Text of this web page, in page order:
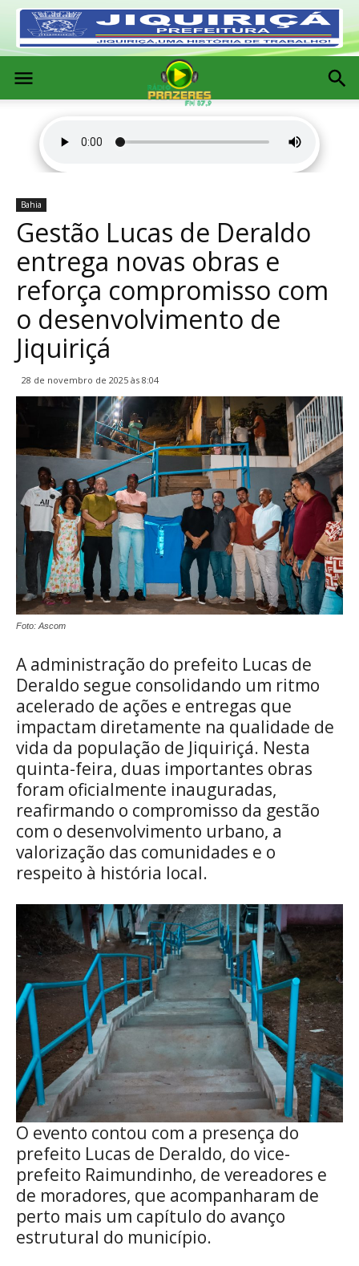
Bahia
Gestão Lucas de Deraldo
entrega novas obras e
reforça compromisso com
o desenvolvimento de
Jiquiriçá
28 de novembro de 2025 às 8:04
Foto: Ascom
A administração do prefeito Lucas de
Deraldo segue consolidando um ritmo
acelerado de ações e entregas que
impactam diretamente na qualidade de
vida da população de Jiquiriçá. Nesta
quinta-feira, duas importantes obras
foram oficialmente inauguradas,
reafirmando o compromisso da gestão
com o desenvolvimento urbano, a
valorização das comunidades e o
respeito à história local.
O evento contou com a presença do
prefeito Lucas de Deraldo, do vice-
prefeito Raimundinho, de vereadores e
de moradores, que acompanharam de
perto mais um capítulo do avanço
estrutural do município.